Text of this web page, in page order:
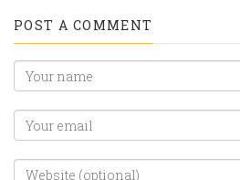
POST A COMMENT